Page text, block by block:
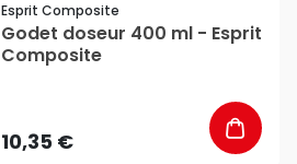
Esprit Composite
Godet doseur 400 ml - Esprit
Composite
10,35 €